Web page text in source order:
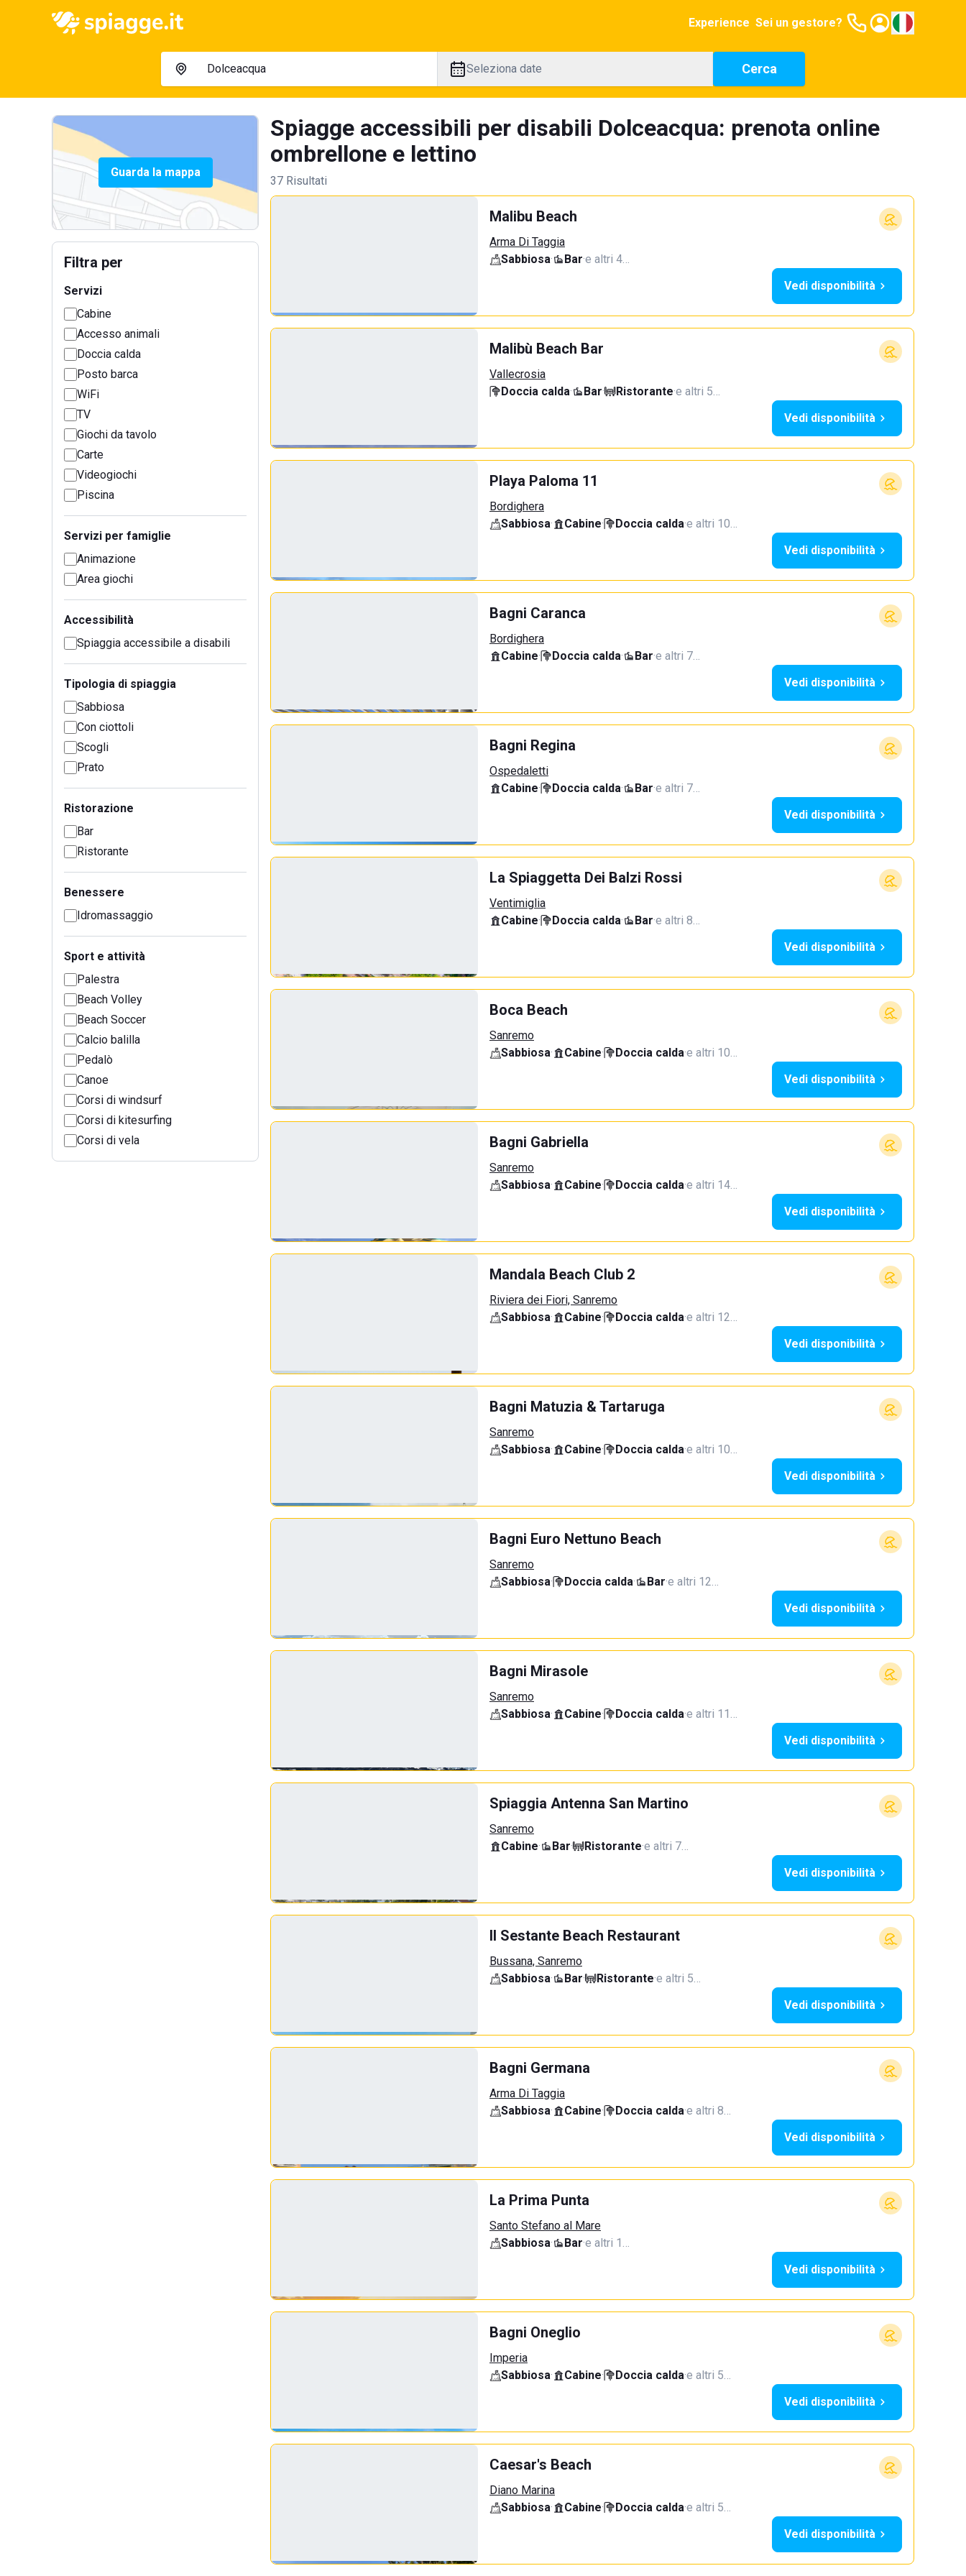
Experience Sei un gestore?
Seleziona date Cerca
Guarda la mappa
Filtra per
Servizi
Cabine
Accesso animali
Doccia calda
Posto barca
WiFi
TV
Giochi da tavolo
Carte
Videogiochi
Piscina
Servizi per famiglie
Animazione
Area giochi
Accessibilità
Spiaggia accessibile a disabili
Tipologia di spiaggia
Sabbiosa
Con ciottoli
Scogli
Prato
Ristorazione
Bar
Ristorante
Benessere
Idromassaggio
Sport e attività
Palestra
Beach Volley
Beach Soccer
Calcio balilla
Pedalò
Canoe
Corsi di windsurf
Corsi di kitesurfing
Corsi di vela
Spiagge accessibili per disabili Dolceacqua: prenota online
ombrellone e lettino
37 Risultati
Malibu Beach
Arma Di Taggia
Sabbiosa· Bar·e altri 4…
Vedi disponibilità
Malibù Beach Bar
Vallecrosia
Doccia calda· Bar· Ristorante·e altri 5…
Vedi disponibilità
Playa Paloma 11
Bordighera
Sabbiosa· Cabine· Doccia calda·e altri 10…
Vedi disponibilità
Bagni Caranca
Bordighera
Cabine· Doccia calda· Bar·e altri 7…
Vedi disponibilità
Bagni Regina
Ospedaletti
Cabine· Doccia calda· Bar·e altri 7…
Vedi disponibilità
La Spiaggetta Dei Balzi Rossi
Ventimiglia
Cabine· Doccia calda· Bar·e altri 8…
Vedi disponibilità
Boca Beach
Sanremo
Sabbiosa· Cabine· Doccia calda·e altri 10…
Vedi disponibilità
Bagni Gabriella
Sanremo
Sabbiosa· Cabine· Doccia calda·e altri 14…
Vedi disponibilità
Mandala Beach Club 2
Riviera dei Fiori, Sanremo
Sabbiosa· Cabine· Doccia calda·e altri 12…
Vedi disponibilità
Bagni Matuzia & Tartaruga
Sanremo
Sabbiosa· Cabine· Doccia calda·e altri 10…
Vedi disponibilità
Bagni Euro Nettuno Beach
Sanremo
Sabbiosa· Doccia calda· Bar·e altri 12…
Vedi disponibilità
Bagni Mirasole
Sanremo
Sabbiosa· Cabine· Doccia calda·e altri 11…
Vedi disponibilità
Spiaggia Antenna San Martino
Sanremo
Cabine· Bar· Ristorante·e altri 7…
Vedi disponibilità
Il Sestante Beach Restaurant
Bussana, Sanremo
Sabbiosa· Bar· Ristorante·e altri 5…
Vedi disponibilità
Bagni Germana
Arma Di Taggia
Sabbiosa· Cabine· Doccia calda·e altri 8…
Vedi disponibilità
La Prima Punta
Santo Stefano al Mare
Sabbiosa· Bar·e altri 1…
Vedi disponibilità
Bagni Oneglio
Imperia
Sabbiosa· Cabine· Doccia calda·e altri 5…
Vedi disponibilità
Caesar's Beach
Diano Marina
Sabbiosa· Cabine· Doccia calda·e altri 5…
Vedi disponibilità